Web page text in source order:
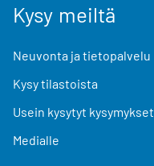
Kysy meiltä
Neuvonta ja tietopalvelu
Kysy tilastoista
Usein kysytyt kysymykset
Medialle